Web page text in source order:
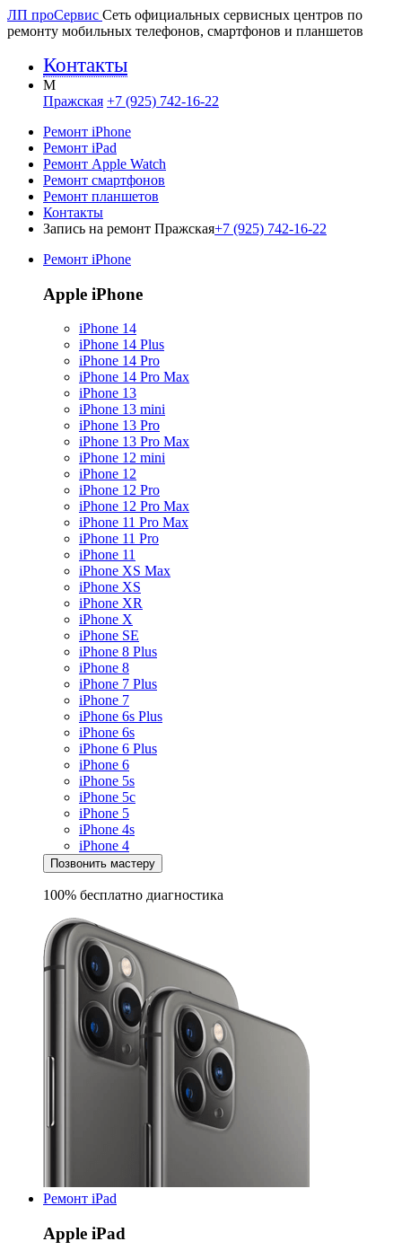
ЛП проСервис Сеть официальных сервисных центров по
ремонту мобильных телефонов, смартфонов и планшетов
Контакты
M
Пражская +7 (925) 742-16-22
Ремонт iPhone
Ремонт iPad
Ремонт Apple Watch
Ремонт смартфонов
Ремонт планшетов
Контакты
Запись на ремонт Пражская+7 (925) 742-16-22
Ремонт iPhone
Apple iPhone
iPhone 14
iPhone 14 Plus
iPhone 14 Pro
iPhone 14 Pro Max
iPhone 13
iPhone 13 mini
iPhone 13 Pro
iPhone 13 Pro Max
iPhone 12 mini
iPhone 12
iPhone 12 Pro
iPhone 12 Pro Max
iPhone 11 Pro Max
iPhone 11 Pro
iPhone 11
iPhone XS Max
iPhone XS
iPhone XR
iPhone X
iPhone SE
iPhone 8 Plus
iPhone 8
iPhone 7 Plus
iPhone 7
iPhone 6s Plus
iPhone 6s
iPhone 6 Plus
iPhone 6
iPhone 5s
iPhone 5c
iPhone 5
iPhone 4s
iPhone 4
Позвонить мастеру
100% бесплатно диагностика
Ремонт iPad
Apple iPad